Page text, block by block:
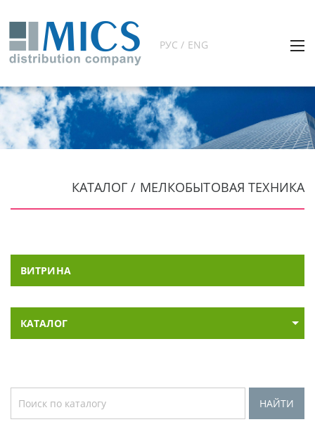
РУС / ENG
КАТАЛОГ / МЕЛКОБЫТОВАЯ ТЕХНИКА
ВИТРИНА
КАТАЛОГ
НАЙТИ